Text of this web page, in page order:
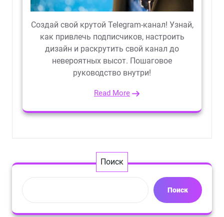
Создай свой крутой Telegram-канал! Узнай,
как привлечь подписчиков, настроить
дизайн и раскрутить свой канал до
невероятных высот. Пошаговое
руководство внутри!
Read More
Поиск
Поиск